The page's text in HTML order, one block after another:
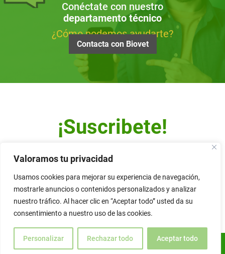
Valoramos tu privacidad
Usamos cookies para mejorar su experiencia de navegación,
mostrarle anuncios o contenidos personalizados y analizar
nuestro tráfico. Al hacer clic en “Aceptar todo” usted da su
consentimiento a nuestro uso de las cookies.
Personalizar Rechazar todo Aceptar todo
ES
Conéctate con nuestro
departamento técnico
¿Cómo podemos ayudarte?
Contacta con Biovet
¡Suscribete!
Escribe tu dirección de correo y recibe nuestro Newsletter.
Alternative: